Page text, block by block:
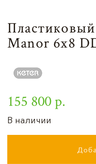
Manor 6х8
155 800 р.
В наличии